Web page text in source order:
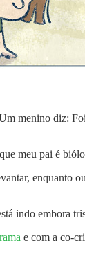
menino diz:
meu pai é
enquanto
indo embora
e com a co-